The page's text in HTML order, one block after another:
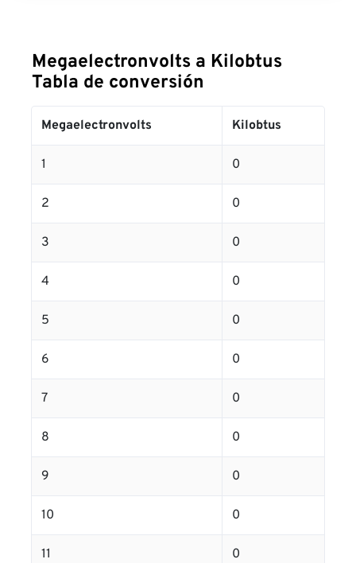
Megaelectronvolts a Kilobtus
Tabla de conversión
Megaelectronvolts Kilobtus
1 0
2 0
3 0
4 0
5 0
6 0
7 0
8 0
9 0
10 0
11 0